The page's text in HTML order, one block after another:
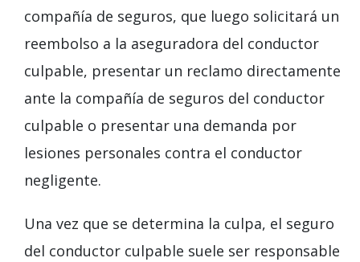
compañía de seguros, que luego solicitará un
reembolso a la aseguradora del conductor
culpable, presentar un reclamo directamente
ante la compañía de seguros del conductor
culpable o presentar una demanda por
lesiones personales contra el conductor
negligente.
Una vez que se determina la culpa, el seguro
del conductor culpable suele ser responsable